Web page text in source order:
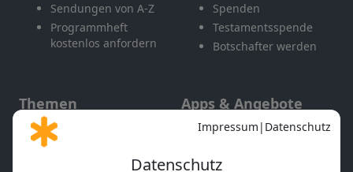
Sendungen von A-Z
Programmheft
kostenlos anfordern
Spenden
Testamentsspende
Botschafter werden
Themen
Gott und Bibel erklärt
Apps & Angebote
Mobile App